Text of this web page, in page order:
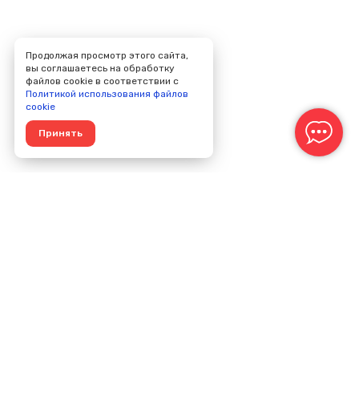
Продолжая просмотр этого сайта,
вы соглашаетесь на обработку
файлов cookie в соответствии с
Политикой использования файлов
cookie
Принять